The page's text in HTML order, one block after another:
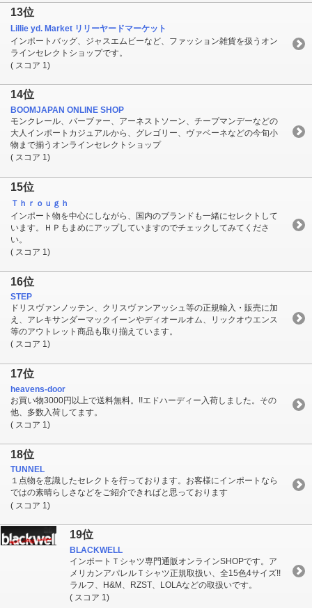
13位
Lillie yd. Market リリーヤードマーケット
インポートバッグ、ジャスエムビーなど、ファッション雑貨を扱うオン
ラインセレクトショップです。
( スコア 1)
14位
BOOMJAPAN ONLINE SHOP
モンクレール、バーブァー、アーネストソーン、チープマンデーなどの
大人インポートカジュアルから、グレゴリー、ヴァベーネなどの今旬小
物まで揃うオンラインセレクトショップ
( スコア 1)
15位
Ｔｈｒｏｕｇｈ
インポート物を中心にしながら、国内のブランドも一緒にセレクトして
います。ＨＰもまめにアップしていますのでチェックしてみてくださ
い。
( スコア 1)
16位
STEP
ドリスヴァンノッテン、クリスヴァンアッシュ等の正規輸入・販売に加
え、アレキサンダーマックイーンやディオールオム、リックオウエンス
等のアウトレット商品も取り揃えています。
( スコア 1)
17位
heavens-door
お買い物3000円以上で送料無料。!!エドハーディー入荷しました。その
他、多数入荷してます。
( スコア 1)
18位
TUNNEL
１点物を意識したセレクトを行っております。お客様にインポートなら
ではの素晴らしさなどをご紹介できればと思っております
( スコア 1)
19位
BLACKWELL
インポートＴシャツ専門通販オンラインSHOPです。ア
メリカンアパレルＴシャツ正規取扱い、全15色4サイズ!!
ラルフ、H&M、RZST、LOLAなどの取扱いです。
( スコア 1)